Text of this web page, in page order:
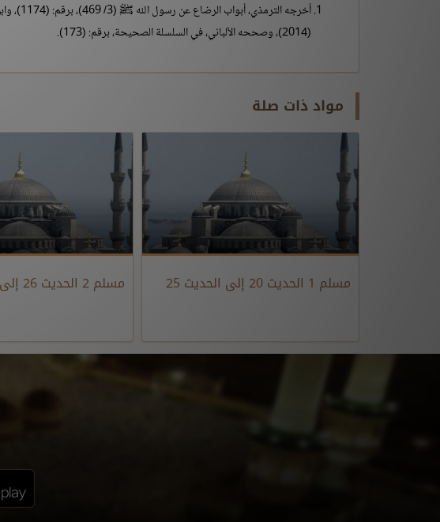
(2014)، وصححه الألباني، في السلسلة الصحيحة، برقم: (173).
مواد ذات صلة
مسلم 1 الحديث 20 إلى الحديث 25 مسلم 2 الحديث 26 إلى الحديث 27